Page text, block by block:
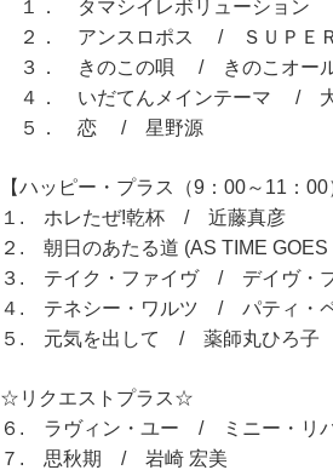
１． タマシイレボリューション
２． アンスロポス / ＳＵＰＥ
３． きのこの唄 / きのこオール
４． いだてんメインテーマ /
５． 恋 / 星野源
【ハッピー・プラス（9：00～11：00
１. ホレたぜ!乾杯 / 近藤真彦
２. 朝日のあたる道 (AS TIME
３. テイク・ファイヴ / デイヴ・ブ
４. テネシー・ワルツ / パティ・
５. 元気を出して / 薬師丸ひろ子
☆リクエストプラス☆
６. ラヴィン・ユー / ミニー・リ
７. 思秋期 / 岩崎 宏美